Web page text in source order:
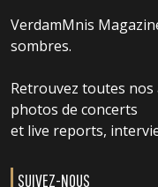
VerdamMnis
sombres.
Retrouvez toutes
photos de concerts
et live reports,
SUIVEZ-NOUS